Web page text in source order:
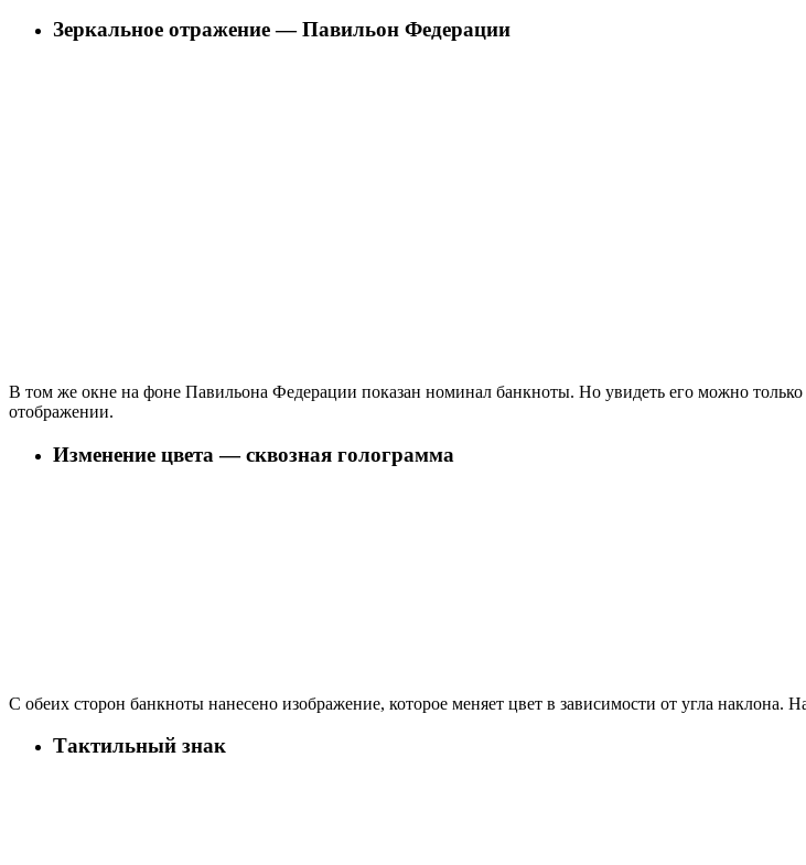
Зеркальное отражение — Павильон Федерации
В том же окне на фоне Павильона Федерации показан номинал банкноты. Но увидеть его можно
отображении.
Изменение цвета — сквозная голограмма
С обеих сторон банкноты нанесено изображение, которое меняет цвет в зависимости от угла
Тактильный знак